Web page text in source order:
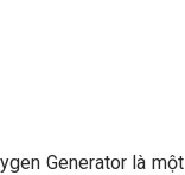
Generator là một